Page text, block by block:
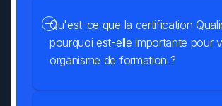
Qu'est-ce que la certification
pourquoi est-elle importante pour
organisme de formation ?